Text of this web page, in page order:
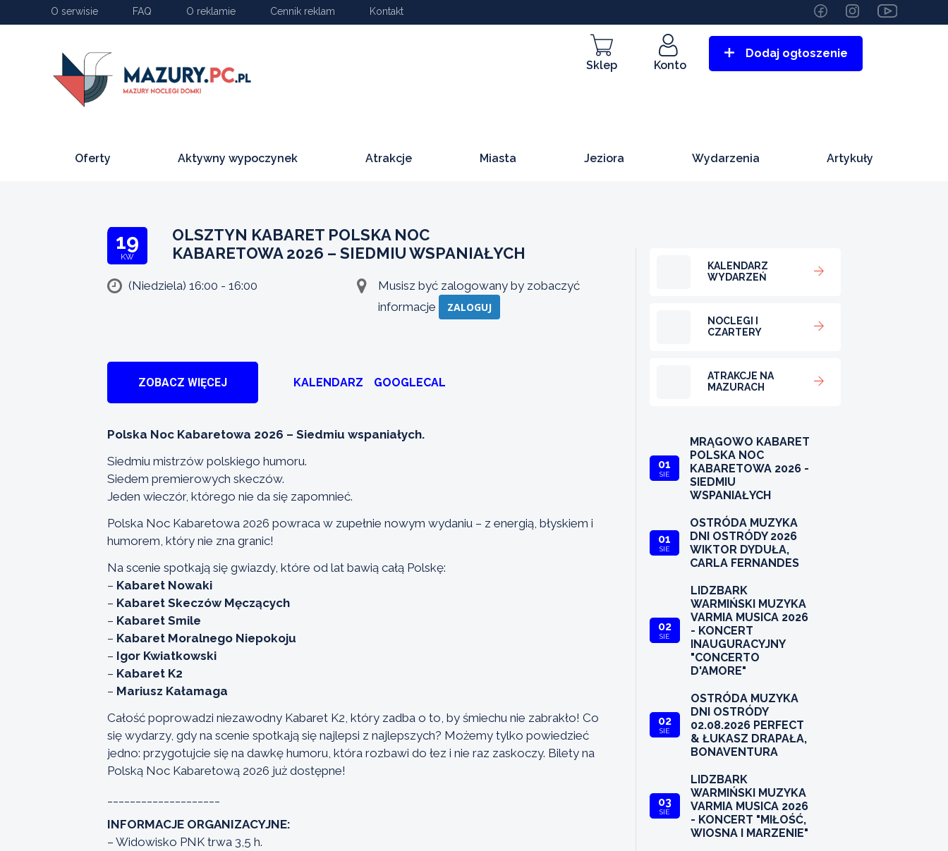
O serwisie FAQ O reklamie Cennik reklam Kontakt
Sklep Konto
Dodaj ogłoszenie
Oferty Aktywny wypoczynek Atrakcje Miasta Jeziora Wydarzenia Artykuły
19
KW
OLSZTYN KABARET POLSKA NOC
KABARETOWA 2026 – SIEDMIU WSPANIAŁYCH
(Niedziela) 16:00 - 16:00
Musisz być zalogowany by zobaczyć
informacje
ZALOGUJ
ZOBACZ WIĘCEJ KALENDARZ GOOGLECAL
Polska Noc Kabaretowa 2026 – Siedmiu wspaniałych.
Siedmiu mistrzów polskiego humoru.
Siedem premierowych skeczów.
Jeden wieczór, którego nie da się zapomnieć.
Polska Noc Kabaretowa 2026 powraca w zupełnie nowym wydaniu – z energią, błyskiem i
humorem, który nie zna granic!
Na scenie spotkają się gwiazdy, które od lat bawią całą Polskę:
– Kabaret Nowaki
– Kabaret Skeczów Męczących
– Kabaret Smile
– Kabaret Moralnego Niepokoju
– Igor Kwiatkowski
– Kabaret K2
– Mariusz Kałamaga
Całość poprowadzi niezawodny Kabaret K2, który zadba o to, by śmiechu nie zabrakło! Co
się wydarzy, gdy na scenie spotkają się najlepsi z najlepszych? Możemy tylko powiedzieć
jedno: przygotujcie się na dawkę humoru, która rozbawi do łez i nie raz zaskoczy. Bilety na
Polską Noc Kabaretową 2026 już dostępne!
INFORMACJE ORGANIZACYJNE:
– Widowisko PNK trwa 3,5 h.
KALENDARZ
WYDARZEŃ
NOCLEGI I
CZARTERY
ATRAKCJE NA
MAZURACH
01
SIE
MRĄGOWO KABARET
POLSKA NOC
KABARETOWA 2026 -
SIEDMIU
WSPANIAŁYCH
01
SIE
OSTRÓDA MUZYKA
DNI OSTRÓDY 2026
WIKTOR DYDUŁA,
CARLA FERNANDES
02
SIE
LIDZBARK
WARMIŃSKI MUZYKA
VARMIA MUSICA 2026
- KONCERT
INAUGURACYJNY
"CONCERTO
D'AMORE"
02
SIE
OSTRÓDA MUZYKA
DNI OSTRÓDY
02.08.2026 PERFECT
& ŁUKASZ DRAPAŁA,
BONAVENTURA
03
SIE
LIDZBARK
WARMIŃSKI MUZYKA
VARMIA MUSICA 2026
- KONCERT "MIŁOŚĆ,
WIOSNA I MARZENIE"